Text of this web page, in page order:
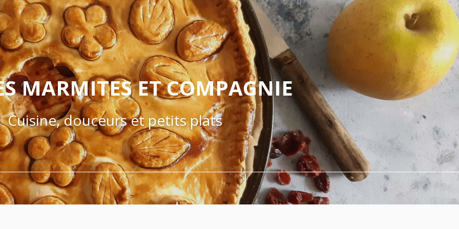
MARMITES ET COMPAGNIE
Cuisine, douceurs et petits plats